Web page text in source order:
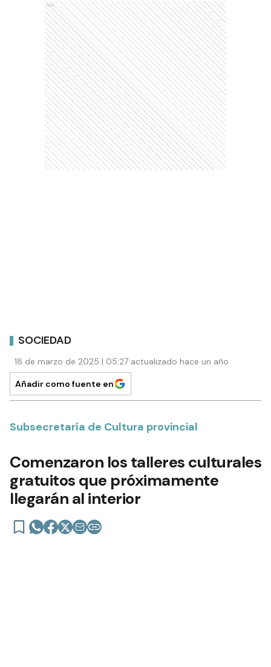
Ads
SOCIEDAD
18 de marzo de 2025 | 05:27 actualizado hace un año
Añadir como fuente en
Subsecretaría de Cultura provincial
Comenzaron los talleres culturales
gratuitos que próximamente
llegarán al interior